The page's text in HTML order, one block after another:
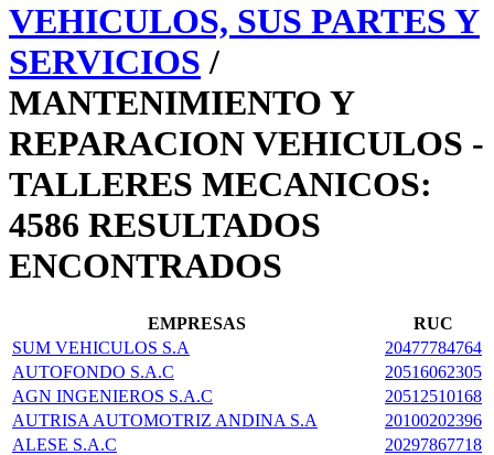
VEHICULOS, SUS PARTES Y
SERVICIOS /
MANTENIMIENTO Y
REPARACION VEHICULOS -
TALLERES MECANICOS:
4586 RESULTADOS
ENCONTRADOS
EMPRESAS
RUC
SUM VEHICULOS S.A
20477784764
AUTOFONDO S.A.C
20516062305
AGN INGENIEROS S.A.C
20512510168
AUTRISA AUTOMOTRIZ ANDINA S.A
20100202396
ALESE S.A.C
20297867718